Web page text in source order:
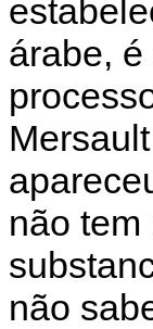
árabe,
não
não